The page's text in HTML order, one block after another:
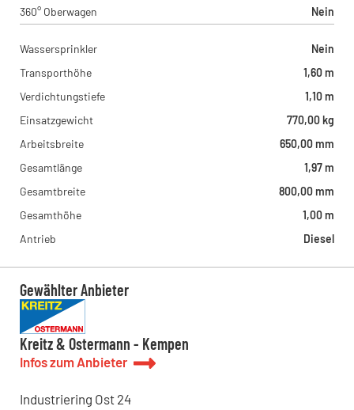
360° Oberwagen
Nein
Wassersprinkler
Nein
Transporthöhe
1,60 m
Verdichtungstiefe
1,10 m
Einsatzgewicht
770,00 kg
Arbeitsbreite
650,00 mm
Gesamtlänge
1,97 m
Gesamtbreite
800,00 mm
Gesamthöhe
1,00 m
Antrieb
Diesel
Gewählter Anbieter
Kreitz & Ostermann - Kempen
Infos zum Anbieter
Industriering Ost 24